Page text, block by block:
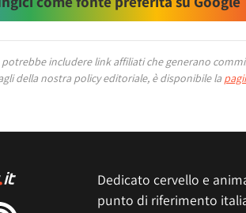
includere link affiliati che generano
della nostra policy editoriale, è disponibile la
Dedicato cervello e
punto di riferimento